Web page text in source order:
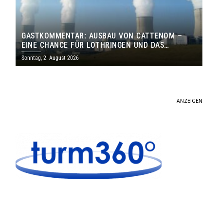
GASTKOMMENTAR: AUSBAU VON CATTENOM –
EINE CHANCE FÜR LOTHRINGEN UND DAS
SAARLAND
Sonntag, 2. August 2026
ANZEIGEN